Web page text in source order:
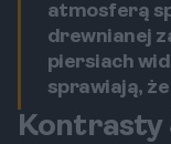
atmosferą
drewnianej
piersiach
sprawiają,
Kontrasty